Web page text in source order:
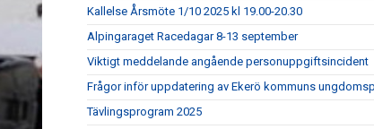
Kallelse Årsmöte 1/10 2025 kl 19.00-20.30
Alpingaraget Racedagar 8-13 september
Viktigt meddelande angående personuppgiftsincident
Frågor inför uppdatering av Ekerö kommuns
Tävlingsprogram 2025